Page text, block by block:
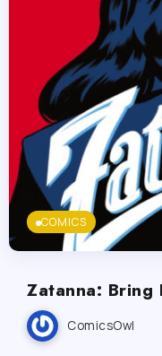
COMICS
Zatanna: Bring
ComicsOwl